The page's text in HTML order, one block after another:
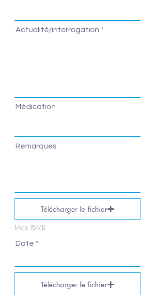
Actualité/interrogation
Médication
Remarques
Télécharger le fichier
Max. 15MB
Date
Télécharger le fichier